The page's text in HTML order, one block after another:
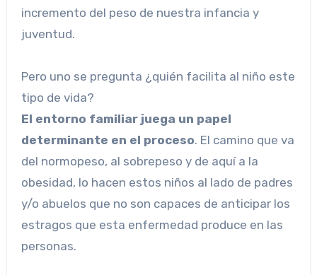
incremento del peso de nuestra infancia y
juventud.
Pero uno se pregunta ¿quién facilita al niño este
tipo de vida?
El entorno familiar juega un papel
determinante en el proceso. El camino que va
del normopeso, al sobrepeso y de aquí a la
obesidad, lo hacen estos niños al lado de padres
y/o abuelos que no son capaces de anticipar los
estragos que esta enfermedad produce en las
personas.